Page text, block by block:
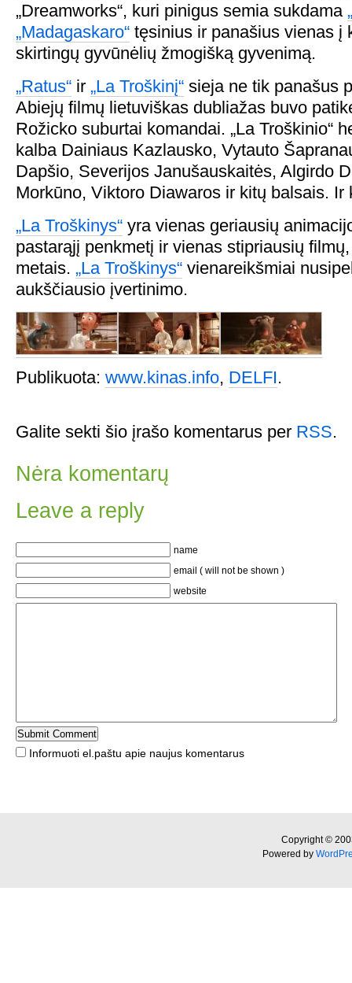
„Dreamworks“, kuri pinigus semia sukdama
„Madagaskaro“ tęsinius ir panašius vienas į
skirtingų gyvūnėlių žmogišką gyvenimą.
„Ratus“ ir „La Troškinį“ sieja ne tik panašus
Abiejų filmų lietuviškas dubliažas buvo
Rožicko suburtai komandai. „La Troškinio“
kalba Dainiaus Kazlausko, Vytauto
Dapšio, Severijos Janušauskaitės, Algirdo
Morkūno, Viktoro Diawaros ir kitų balsais. Ir
„La Troškinys“ yra vienas geriausių
pastarąjį penkmetį ir vienas stipriausių
metais. „La Troškinys“ vienareikšmiai
aukščiausio įvertinimo.
Publikuota: www.kinas.info, DELFI.
Galite sekti šio įrašo komentarus per RSS.
Nėra komentarų
Leave a reply
name
email ( will not be shown )
website
Informuoti el.paštu apie naujus komentarus
Copyright ©
Powered by